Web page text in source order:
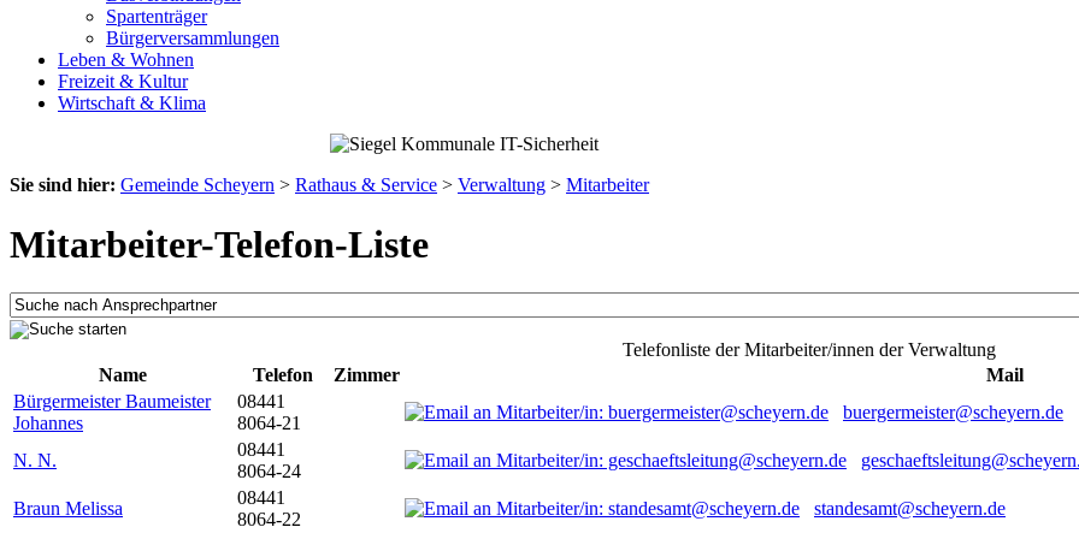
Spartenträger
Bürgerversammlungen
Leben & Wohnen
Freizeit & Kultur
Wirtschaft & Klima
Sie sind hier: Gemeinde Scheyern > Rathaus & Service > Verwaltung > Mitarbeiter
Mitarbeiter-Telefon-Liste
Telefonliste der Mitarbeiter/innen der Verwaltung
Name
Telefon Zimmer
Mail
Bürgermeister Baumeister
Johannes
08441
8064-21
buergermeister@scheyern.de
N. N.
08441
8064-24
Braun Melissa
08441
8064-22
standesamt@scheyern.de